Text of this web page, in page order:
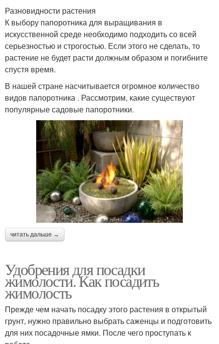
Разновидности растения
К выбору папоротника для выращивания в
искусственной среде необходимо подходить со всей
серьезностью и строгостью. Если этого не сделать, то
растение не будет расти должным образом и погибните
спустя время.
В нашей стране насчитывается огромное количество
видов папоротника . Рассмотрим, какие существуют
популярные садовые папоротники.
читать дальше →
Удобрения для посадки
жимолости. Как посадить
жимолость
Прежде чем начать посадку этого растения в открытый
грунт, нужно правильно выбрать саженцы и подготовить
для них посадочные ямки. После чего проступать к